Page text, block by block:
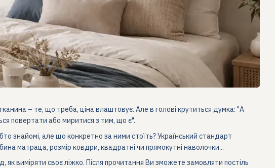
– те, що треба, ціна влаштовує. Але в голові крутиться думка: "А
повертати або миритися з тим, що є".
знайомі, але що конкретно за ними стоїть? Український стандарт
матраца, розмір ковдри, квадратні чи прямокутні наволочки...
виміряти своє ліжко. Після прочитання Ви зможете замовляти постіль